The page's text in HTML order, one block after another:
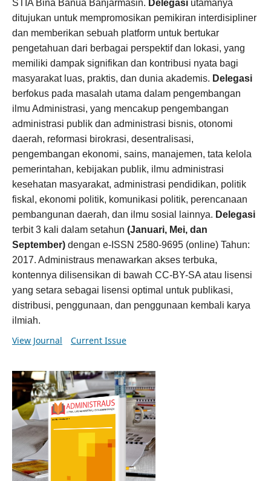
STIA Bina Banua Banjarmasin. Delegasiutamanya
ditujukan untuk mempromosikan pemikiran interdisipliner
dan memberikan sebuah platform untuk bertukar
pengetahuan dari berbagai perspektif dan lokasi, yang
memiliki dampak signifikan dan kontribusi nyata bagi
masyarakat luas, praktis, dan dunia akademis. Delegasi
berfokus pada masalah utama dalam pengembangan
ilmu Administrasi, yang mencakup pengembangan
administrasi publik dan administrasi bisnis, otonomi
daerah, reformasi birokrasi, desentralisasi,
pengembangan ekonomi, sains, manajemen, tata kelola
pemerintahan, kebijakan publik, ilmu administrasi
kesehatan masyarakat, administrasi pendidikan, politik
fiskal, ekonomi politik, komunikasi politik, perencanaan
pembangunan daerah, dan ilmu sosial lainnya. Delegasi
terbit 3 kali dalam setahun (Januari, Mei, dan
September)dengan e-ISSN 2580-9695 (online) Tahun:
2017. Administraus menawarkan akses terbuka,
kontennya dilisensikan di bawah CC-BY-SA atau lisensi
yang setara sebagai lisensi optimal untuk publikasi,
distribusi, penggunaan, dan penggunaan kembali karya
ilmiah.
View Journal Current Issue